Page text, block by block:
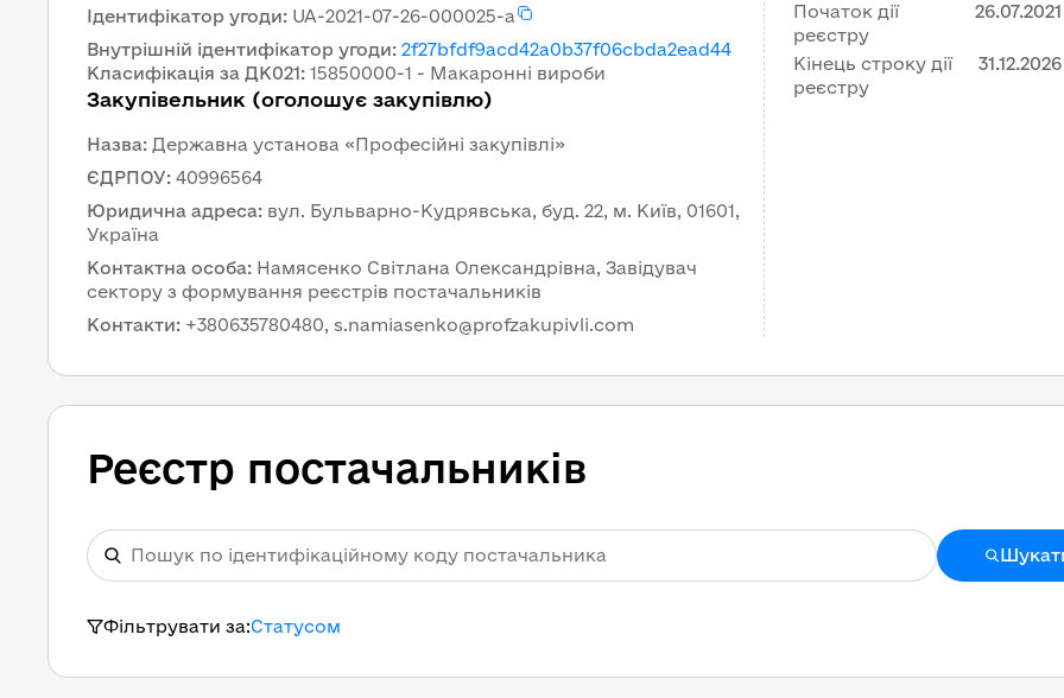
Ідентифікатор угоди: UA-2021-07-26-000025-a
Внутрішній ідентифікатор угоди: 2f27bfdf9acd42a0b37f06cbda2ead44
Класифікація за ДК021: 15850000-1 - Макаронні вироби
Закупівельник (оголошує закупівлю)
Назва: Державна установа «Професійні закупівлі»
ЄДРПОУ: 40996564
Юридична адреса: вул. Бульварно-Кудрявська, буд. 22, м. Київ, 01601,
Україна
Контактна особа: Намясенко Світлана Олександрівна, Завідувач
сектору з формування реєстрів постачальників
Контакти: +380635780480, s.namiasenko@profzakupivli.com
Початок дії
реєстру
26.07.2021
Кінець строку дії
реєстру
31.12.2026
Реєстр постачальників
Фільтрувати за:Статусом